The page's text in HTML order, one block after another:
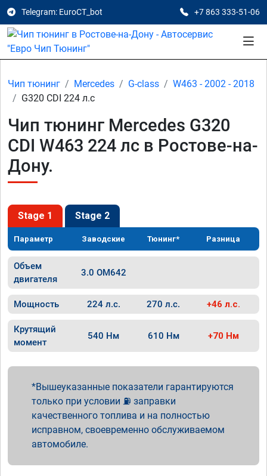
Telegram: EuroCT_bot +7 863 333-51-06
Чип тюнинг Mercedes G-class
W463 - 2002 - 2018
G320 CDI 224 л.с
Чип тюнинг Mercedes G320
CDI W463 224 лс в Ростове-на-
Дону.
Stage 1 Stage 2
Параметр Заводские Тюнинг* Разница
Объем
двигателя
3.0 OM642
Мощность 224 л.с. 270 л.с. +46 л.с.
Крутящий
момент
540 Нм 610 Нм +70 Нм
Вышеуказанные показатели гарантируются
только при условии ⛽ заправки
качественного топлива и на полностью
исправном, своевременно обслуживаемом
автомобиле.